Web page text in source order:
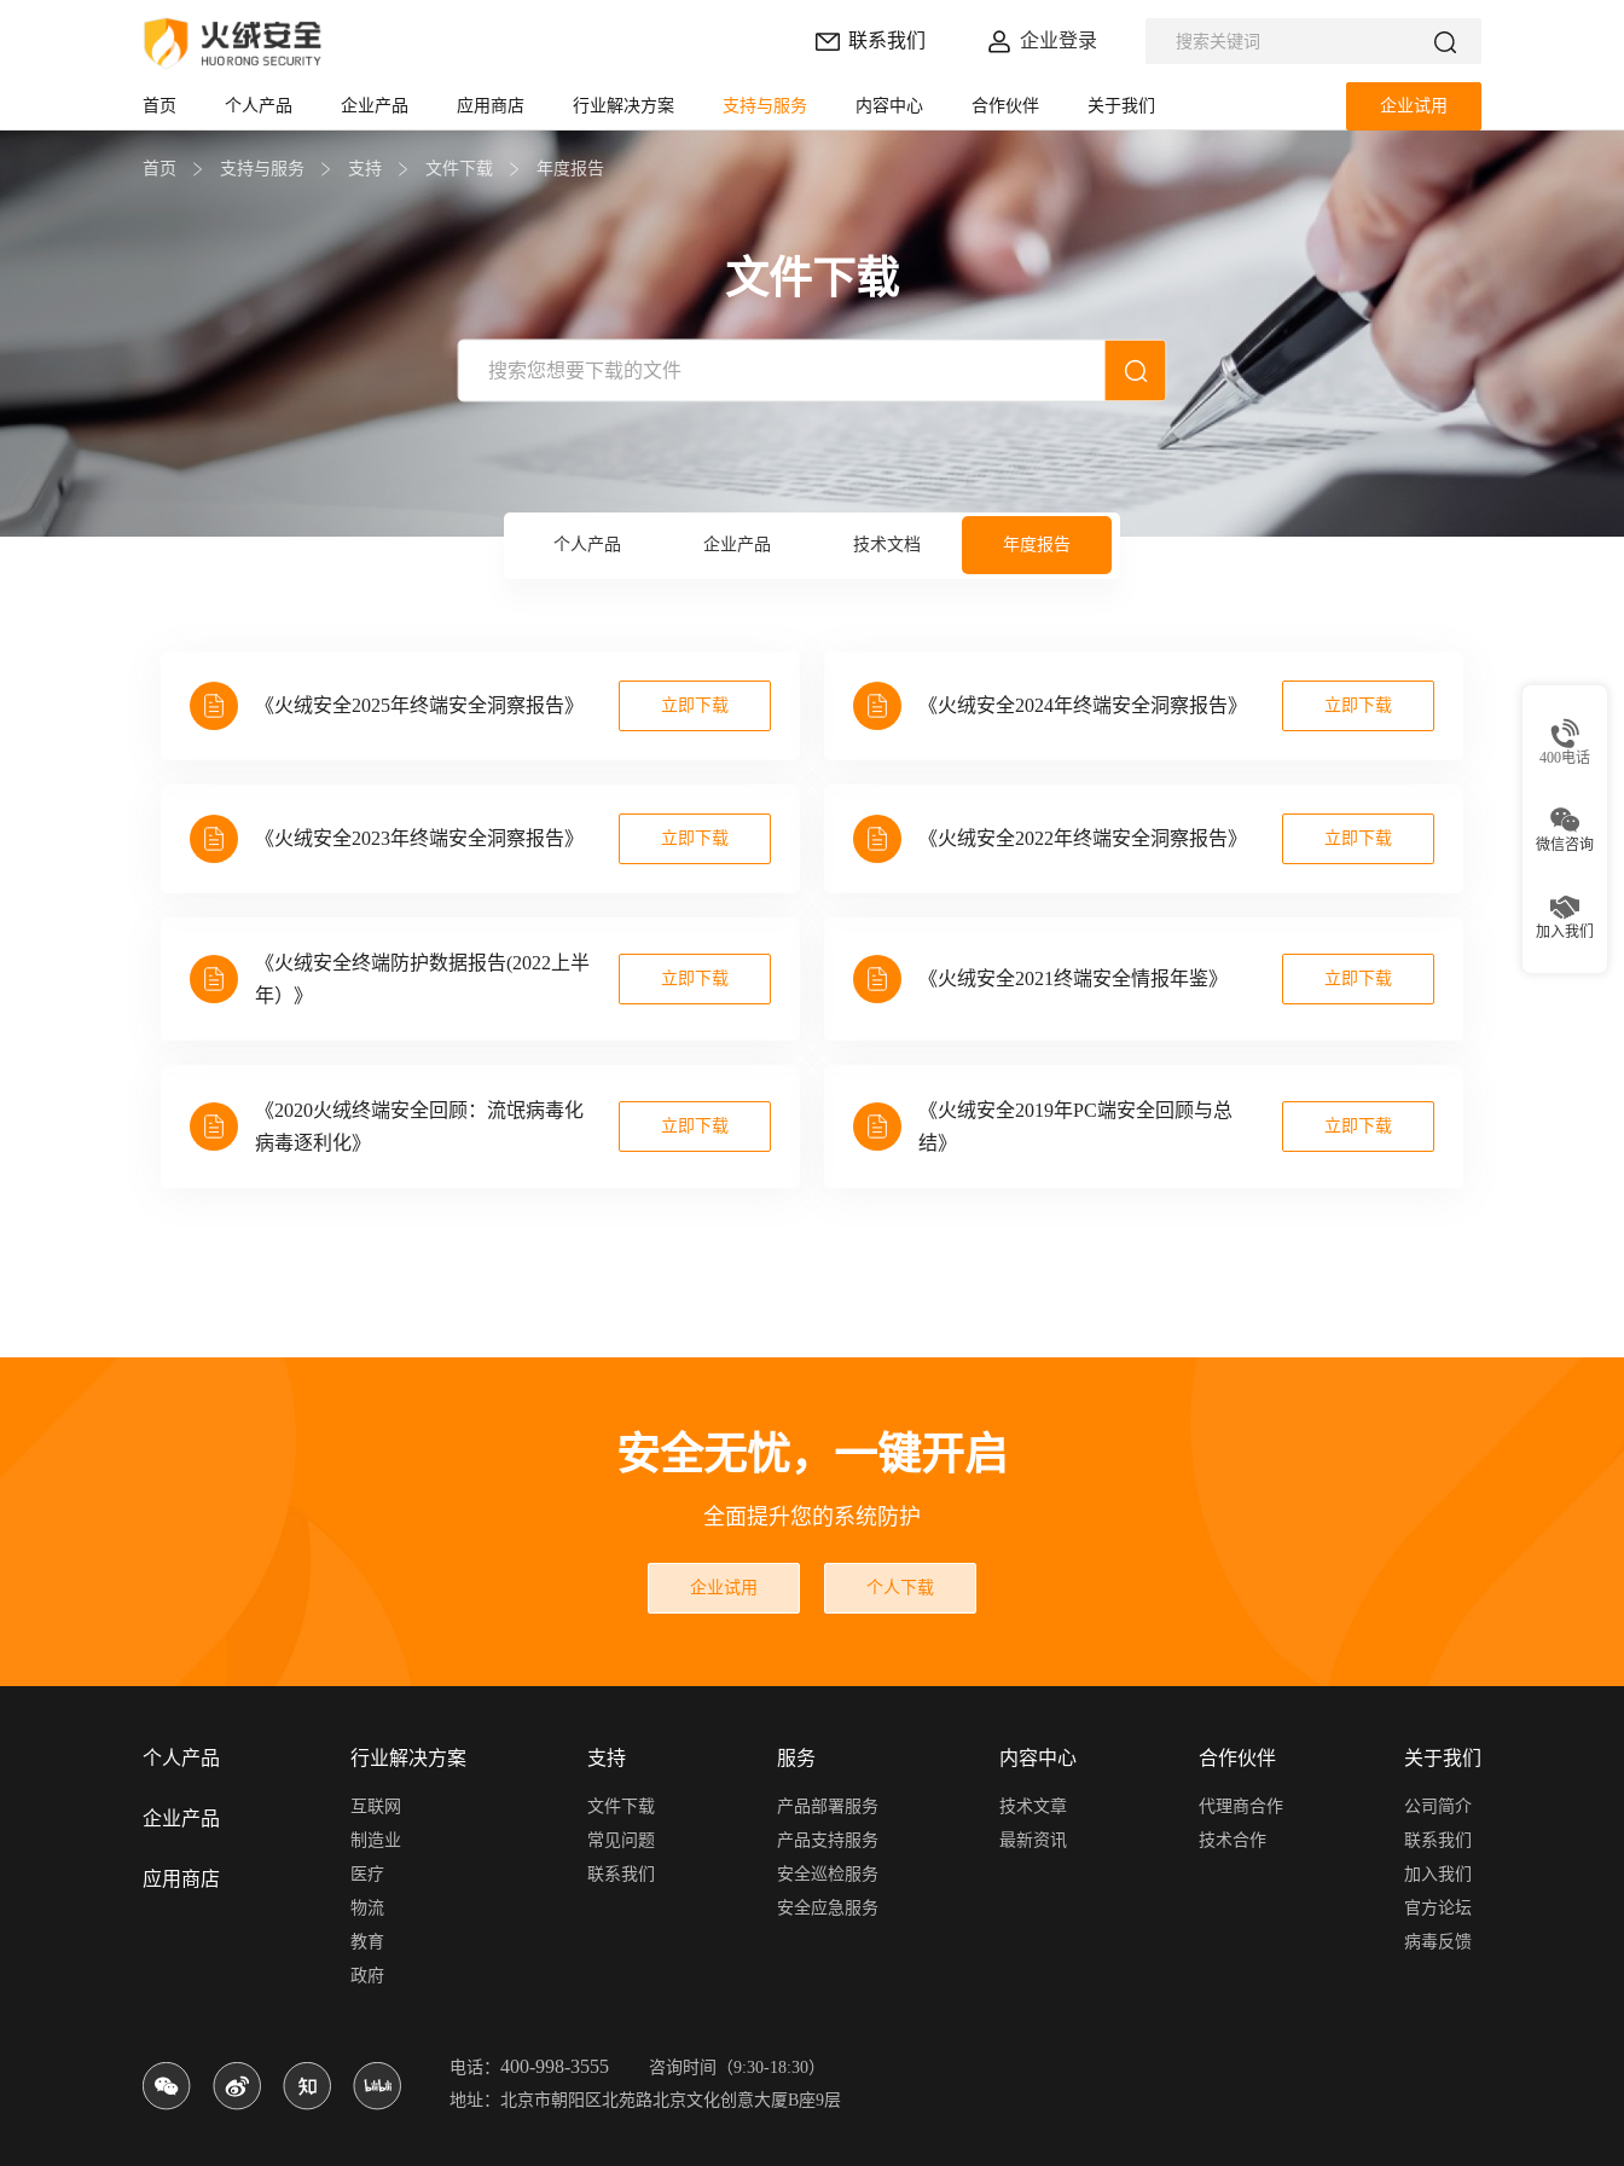
联系我们 企业登录
首页 个人产品 企业产品 应用商店 行业解决方案 支持与服务 内容中心 合作伙伴 关于我们 企业试用
400电话
微信咨询
加入我们
文件下载
首页 支持与服务 支持 文件下载 年度报告
个人产品 企业产品 技术文档 年度报告
《火绒安全2025年终端安全洞察报告》 立即下载 《火绒安全2024年终端安全洞察报告》 立即下载
《火绒安全2023年终端安全洞察报告》 立即下载 《火绒安全2022年终端安全洞察报告》 立即下载
《火绒安全终端防护数据报告(2022上半
年）》
立即下载 《火绒安全2021终端安全情报年鉴》 立即下载
《2020火绒终端安全回顾：流氓病毒化
病毒逐利化》
立即下载
《火绒安全2019年PC端安全回顾与总
结》
立即下载
安全无忧，一键开启
全面提升您的系统防护
企业试用 个人下载
个人产品
企业产品
应用商店
行业解决方案
互联网
制造业
医疗
物流
教育
政府
支持
文件下载
常见问题
联系我们
服务
产品部署服务
产品支持服务
安全巡检服务
安全应急服务
内容中心
技术文章
最新资讯
合作伙伴
代理商合作
技术合作
关于我们
公司简介
联系我们
加入我们
官方论坛
病毒反馈
电话： 400-998-3555
咨询时间（9:30-18:30）
地址：北京市朝阳区北苑路北京文化创意大厦B座9层